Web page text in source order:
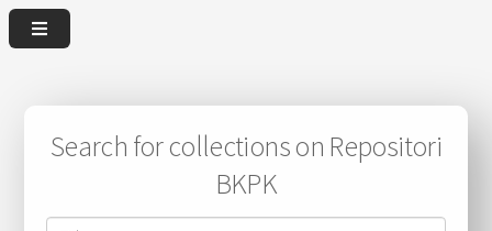
Search for collections on Repositori
BKPK